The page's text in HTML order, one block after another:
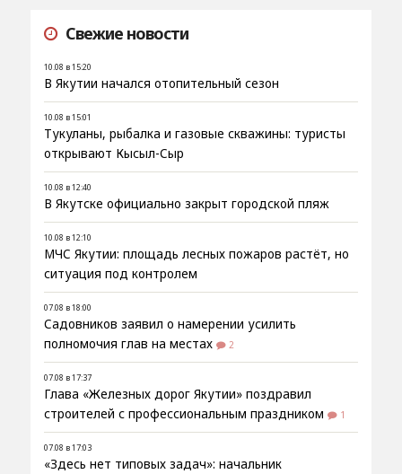
Свежие новости
10.08 в 15:20
В Якутии начался отопительный сезон
10.08 в 15:01
Тукуланы, рыбалка и газовые скважины: туристы
открывают Кысыл-Сыр
10.08 в 12:40
В Якутске официально закрыт городской пляж
10.08 в 12:10
МЧС Якутии: площадь лесных пожаров растёт, но
ситуация под контролем
07.08 в 18:00
Садовников заявил о намерении усилить
полномочия глав на местах
2
07.08 в 17:37
Глава «Железных дорог Якутии» поздравил
строителей с профессиональным праздником
1
07.08 в 17:03
«Здесь нет типовых задач»: начальник